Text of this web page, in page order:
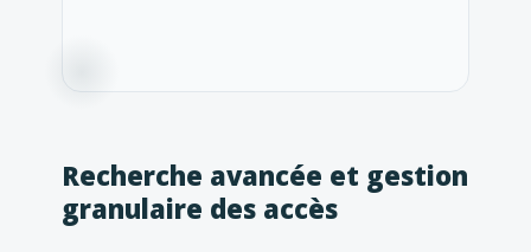
Recherche avancée et gestion
granulaire des accès